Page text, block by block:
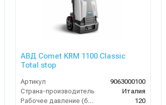
АВД Comet KRM 1100 Classic
Total stop
Артикул
9063000100
Страна-производитель
Италия
Рабочее давление (бар)
120